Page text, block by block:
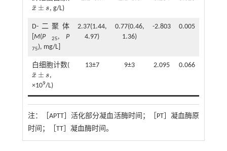
x
¯ ± s
x¯ ±s , g/L)
D-二聚体
M(P 25, P
75), mg/L]
2.37(1.44,
4.97)
0.77(0.46,
1.36)
-2.803 0.005
白细胞计数(
x
¯ ± s
x¯ ±s
,
×109/L)
13±7 9±3 2.095 0.066
注：
［APTT］活化部分凝血活酶时间；［PT］凝血酶原
时间；［TT］凝血酶时间。